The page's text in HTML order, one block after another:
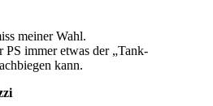
meiner Wahl.
immer etwas der „Tank-
kann.